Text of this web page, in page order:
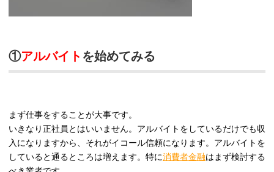
①アルバイト を始めてみる
まず仕事をすることが大事です。
いきなり正社員とはいいません。アルバイトをしているだけでも収
入になりますから、それがイコール信頼になります。アルバイトを
していると通るところは増えます。特に消費者金融はまず検討する